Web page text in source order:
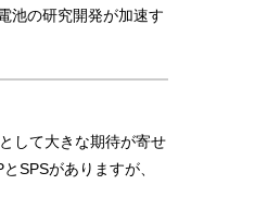
池の研究開発が加速す
して大きな期待が寄せ
SPSがありますが、